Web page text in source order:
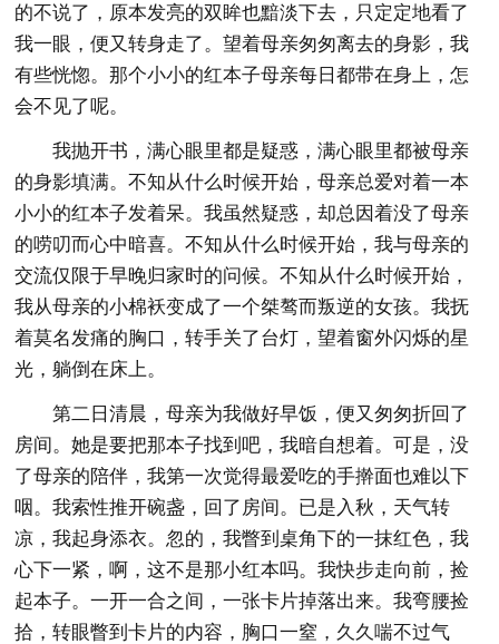
的不说了，原本发亮的双眸也黯淡下去，只定定地看了
我一眼，便又转身走了。望着母亲匆匆离去的身影，我
有些恍惚。那个小小的红本子母亲每日都带在身上，怎
会不见了呢。
我抛开书，满心眼里都是疑惑，满心眼里都被母亲
的身影填满。不知从什么时候开始，母亲总爱对着一本
小小的红本子发着呆。我虽然疑惑，却总因着没了母亲
的唠叨而心中暗喜。不知从什么时候开始，我与母亲的
交流仅限于早晚归家时的问候。不知从什么时候开始，
我从母亲的小棉袄变成了一个桀骜而叛逆的女孩。我抚
着莫名发痛的胸口，转手关了台灯，望着窗外闪烁的星
光，躺倒在床上。
第二日清晨，母亲为我做好早饭，便又匆匆折回了
房间。她是要把那本子找到吧，我暗自想着。可是，没
了母亲的陪伴，我第一次觉得最爱吃的手擀面也难以下
咽。我索性推开碗盏，回了房间。已是入秋，天气转
凉，我起身添衣。忽的，我瞥到桌角下的一抹红色，我
心下一紧，啊，这不是那小红本吗。我快步走向前，捡
起本子。一开一合之间，一张卡片掉落出来。我弯腰捡
拾，转眼瞥到卡片的内容，胸口一窒，久久喘不过气